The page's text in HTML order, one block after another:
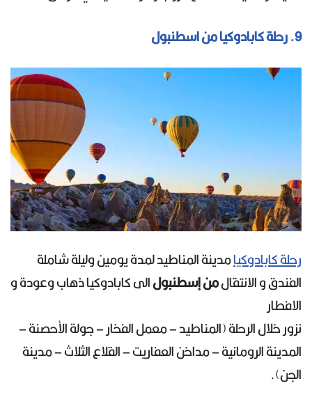
9. رحلة كابادوكيا من اسطنبول
رحلة كابادوكيامدينة المناطيد لمدة يومين وليلة شاملة
الفندق و الانتقالمن إسطنبولالى كابادوكيا ذهاب وعودة و
الافطار
نزور خلال الرحلة (المناطيد – معمل الفخار – جولة الأحصنة –
المدينة الرومانية – مداخن العفاريت – القلاع الثلاث – مدينة
الجن).